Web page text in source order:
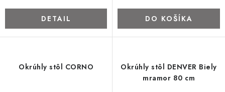
DETAIL DO KOŠÍKA
Okrúhly stôl CORNO
Okrúhly stôl DENVER Biely
mramor 80 cm